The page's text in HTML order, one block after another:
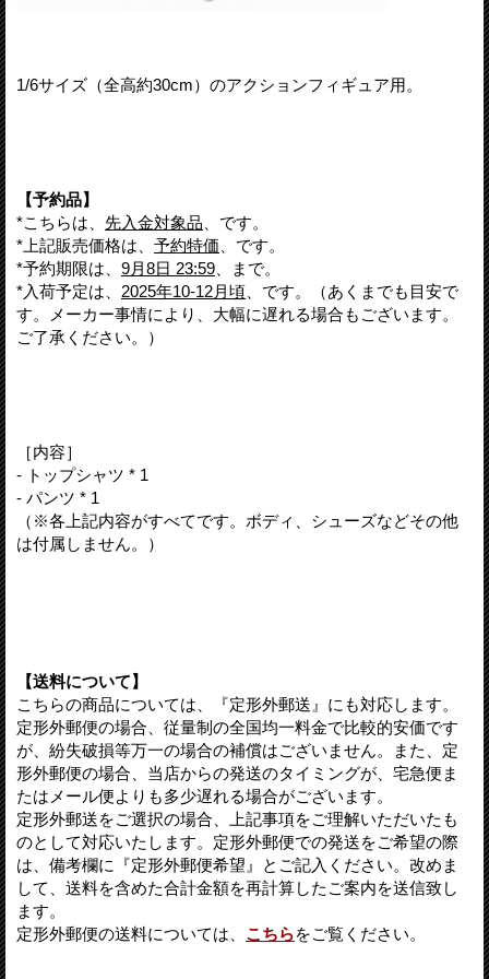
1/6サイズ（全高約30cm）のアクションフィギュア用。
【予約品】
*こちらは、 先入金対象品 、です。
*上記販売価格は、 予約特価 、です。
*予約期限は、 9月8日 23:59 、まで。
*入荷予定は、 2025年10-12月頃 、です。（あくまでも目安で
す。メーカー事情により、大幅に遅れる場合もございます。
ご了承ください。）
［内容］
- トップシャツ * 1
- パンツ * 1
（※各上記内容がすべてです。ボディ、シューズなどその他
は付属しません。）
【送料について】
こちらの商品については、『定形外郵送』にも対応します。
定形外郵便の場合、従量制の全国均一料金で比較的安価です
が、紛失破損等万一の場合の補償はございません。また、定
形外郵便の場合、当店からの発送のタイミングが、宅急便ま
たはメール便よりも多少遅れる場合がございます。
定形外郵送をご選択の場合、上記事項をご理解いただいたも
のとして対応いたします。定形外郵便での発送をご希望の際
は、備考欄に『定形外郵便希望』とご記入ください。改めま
して、送料を含めた合計金額を再計算したご案内を送信致し
ます。
定形外郵便の送料については、 こちらをご覧ください。